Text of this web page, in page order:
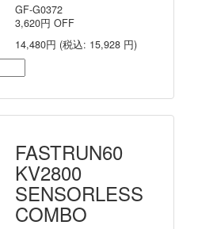
GF-G0372
3,620円 OFF
14,480円 (税込: 15,928 円)
FASTRUN60
KV2800
SENSORLESS
COMBO